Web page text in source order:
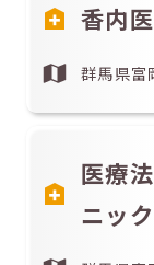
香内
群馬県
医療
ニック